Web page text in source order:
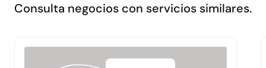
Consulta negocios con servicios similares.